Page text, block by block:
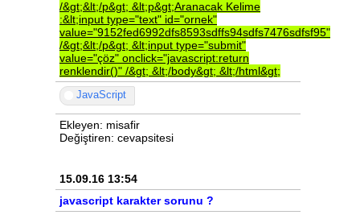
/&gt;&lt;/p&gt; &lt;p&gt;Aranacak Kelime
:&lt;input type="text" id="ornek"
value="9152fed6992dfs8593sdffs94sdfs7476sdfsf95"
/&gt;&lt;/p&gt; &lt;input type="submit"
value="çöz" onclick="javascript:return
renklendir()" /&gt; &lt;/body&gt; &lt;/html&gt;
JavaScript
Ekleyen: misafir
Değiştiren: cevapsitesi
15.09.16 13:54
javascript karakter sorunu ?